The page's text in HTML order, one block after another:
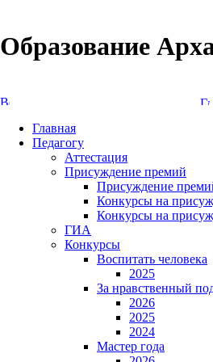
Образование
Главная
Педагогу
Аттестация
Присуждение премий
Присуждение
Конкурсы на
Конкурсы на
ГИА
Конкурсы
Воспитать человека
2025
За нравственный
2026
2025
2024
Мастер года